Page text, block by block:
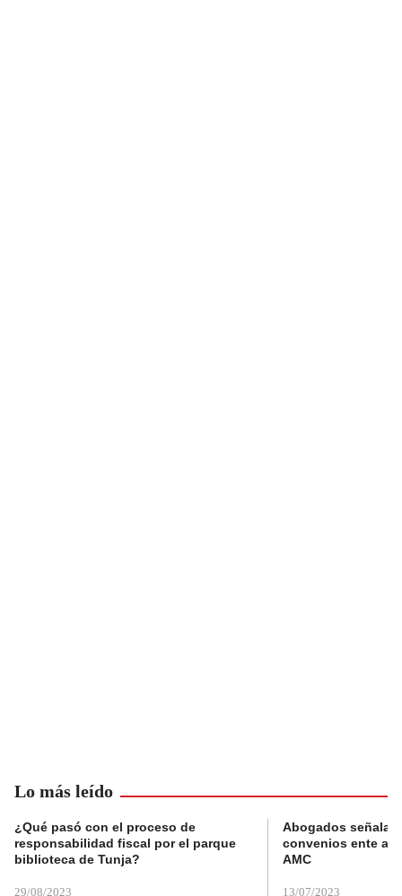
Lo más leído
¿Qué pasó con el proceso de
responsabilidad fiscal por el parque
biblioteca de Tunja?
29/08/2023
Abogados
convenios ente
AMC
13/07/2023